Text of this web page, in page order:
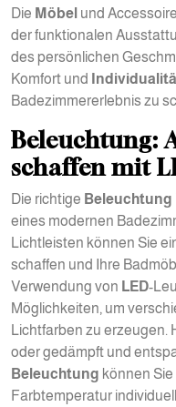
Die Möbel und
der funktionalen
des persönlichen
Komfort und
Badezimmererlebnis zu
Beleuchtung:
schaffen mit
Die richtige Beleuchtung
eines modernen
Lichtleisten können Sie
schaffen und Ihre
Verwendung von LED-
Möglichkeiten, um
Lichtfarben zu erzeugen.
oder gedämpft und
Beleuchtung können
Farbtemperatur